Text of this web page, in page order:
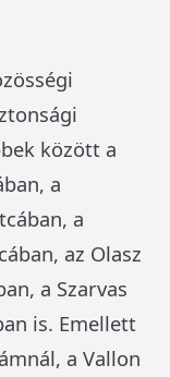
között a
a
a
az Olasz
a Szarvas
is. Emellett
a Vallon